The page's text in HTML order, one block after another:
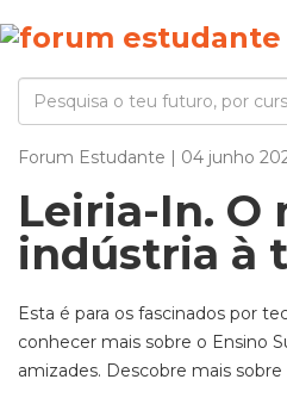
Forum Estudante | 04 junho
Leiria-In. O
indústria à
Esta é para os fascinados por
conhecer mais sobre o Ensino
amizades. Descobre mais